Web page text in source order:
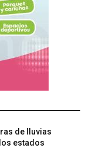
de lluvias
estados